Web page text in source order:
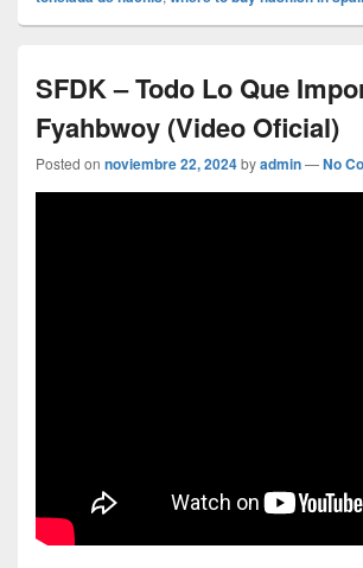
SFDK – Todo Lo Que
Fyahbwoy (Video Oficial)
Posted on noviembre 22, 2024byadmin—No